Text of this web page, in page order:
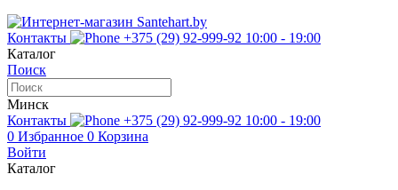
Контакты +375 (29) 92-999-92 10:00 - 19:00
Каталог
Поиск
Минск
Контакты
+375 (29) 92-999-92 10:00 - 19:00
0 Избранное 0 Корзина
Войти
Каталог